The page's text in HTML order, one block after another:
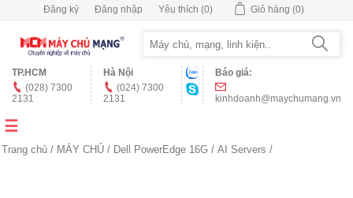
Đăng ký Đăng nhập Yêu thích (0) Giỏ hàng (0)
TP.HCM
(028) 7300
2131
Hà Nội
(024) 7300
2131
Báo giá:
kinhdoanh@maychumang.vn
Trang chủ / MÁY CHỦ / Dell PowerEdge 16G / AI Servers /